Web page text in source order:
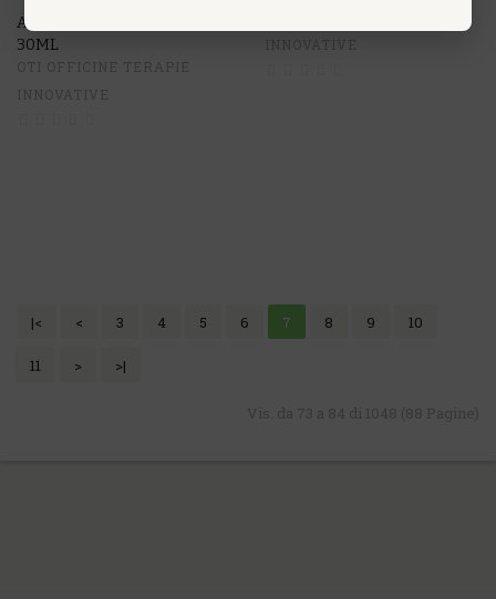
ANIMA PREDOMINANCE
30ML
|< < 3 4 5 6 7 8 9 10
11 > >|